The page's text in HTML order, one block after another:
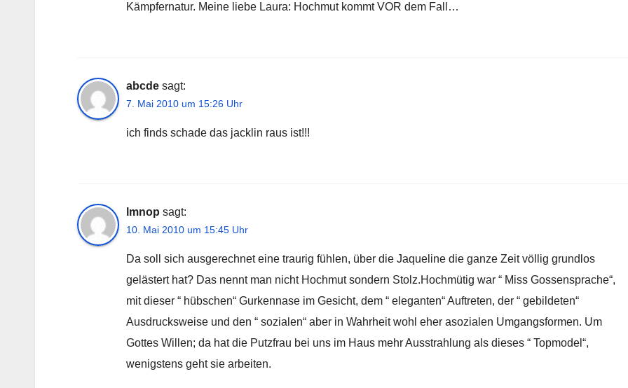
Kämpfernatur. Meine liebe Laura: Hochmut kommt VOR dem Fall…
abcde sagt:
7. Mai 2010 um 15:26 Uhr
ich finds schade das jacklin raus ist!!!
lmnop sagt:
10. Mai 2010 um 15:45 Uhr
Da soll sich ausgerechnet eine traurig fühlen, über die Jaqueline die ganze Zeit völlig grundlos
gelästert hat? Das nennt man nicht Hochmut sondern Stolz.Hochmütig war “ Miss Gossensprache“,
mit dieser “ hübschen“ Gurkennase im Gesicht, dem “ eleganten“ Auftreten, der “ gebildeten“
Ausdrucksweise und den “ sozialen“ aber in Wahrheit wohl eher asozialen Umgangsformen. Um
Gottes Willen; da hat die Putzfrau bei uns im Haus mehr Ausstrahlung als dieses “ Topmodel“,
wenigstens geht sie arbeiten.